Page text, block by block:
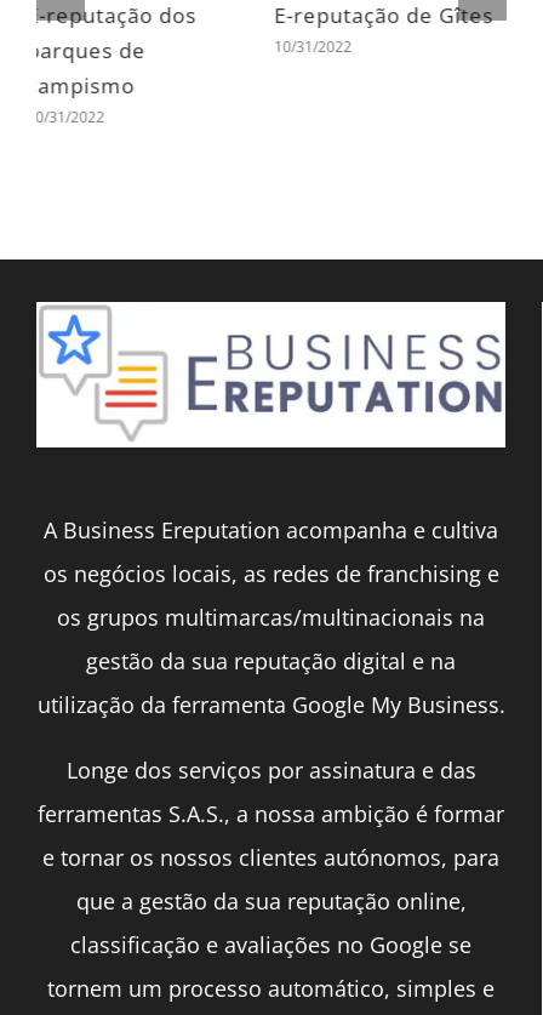
Reputação
eletrónica das
agências de viagens
10/31/2022
E-reputação dos
hotéis
A Business Ereputation acompanha e cultiva
os negócios locais, as redes de franchising e
os grupos multimarcas/multinacionais na
gestão da sua reputação digital e na
utilização da ferramenta Google My Business.
Longe dos serviços por assinatura e das
ferramentas S.A.S., a nossa ambição é formar
e tornar os nossos clientes autónomos, para
que a gestão da sua reputação online,
classificação e avaliações no Google se
tornem um processo automático, simples e